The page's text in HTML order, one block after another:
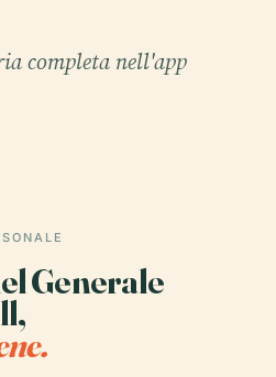
completa nell'app
Generale